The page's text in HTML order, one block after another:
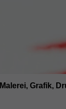
Malerei, Grafik,